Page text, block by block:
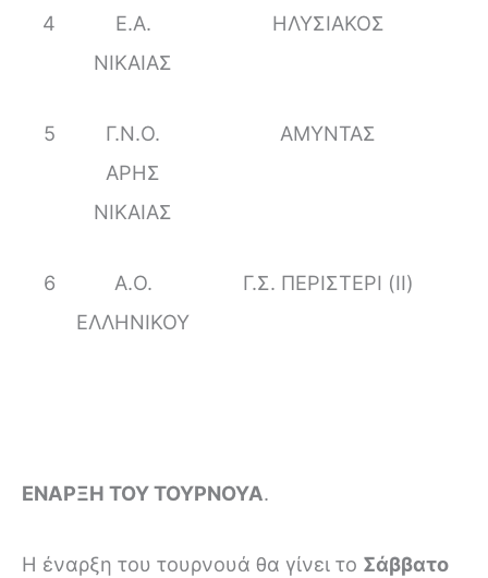
4
Ε.Α.
ΝΙΚΑΙΑΣ
ΗΛΥΣΙΑΚΟΣ
5
Γ.Ν.Ο.
ΑΡΗΣ
ΝΙΚΑΙΑΣ
ΑΜΥΝΤΑΣ
6
Α.Ο.
ΕΛΛΗΝΙΚΟΥ
Γ.Σ. ΠΕΡΙΣΤΕΡΙ (ΙΙ)
ΕΝΑΡΞΗ ΤΟΥ ΤΟΥΡΝΟΥΑ.
Η έναρξη του τουρνουά θα γίνει το Σάββατο